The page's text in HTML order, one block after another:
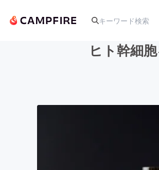
テクノロジー・
ヒト幹細